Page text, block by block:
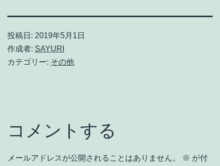
投稿日: 2019年5月1日
作成者: SAYURI
カテゴリー: その他
コメントする
メールアドレスが公開されることはありません。 ※ が付